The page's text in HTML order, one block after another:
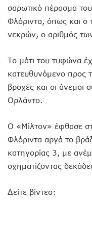
σαρωτικό πέρασμα
Φλόριντα, όπως και ο
νεκρών, ο αριθμός
Το μάτι του τυφώνα
κατευθυνόμενο προς
βροχές και οι άνεμοι
Ορλάντο.
Ο «Μίλτον» έφθασε
Φλόριντα αργά το
κατηγορίας 3, με
σχηματίζοντας
Δείτε βίντεο: